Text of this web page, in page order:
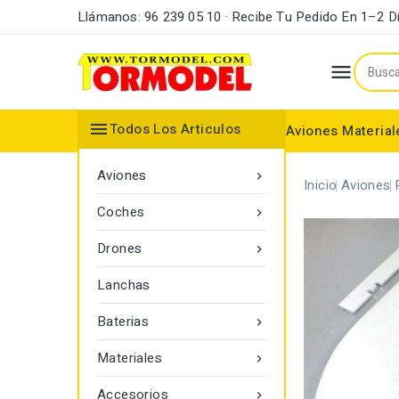
Llámanos: 96 239 05 10 · Recibe Tu Pedido En 1–2

Aviones
Todos Los Articulos

Aviones

Coches

Drones
Lanchas

Baterias

Materiales

Accesorios
Inicio Aviones